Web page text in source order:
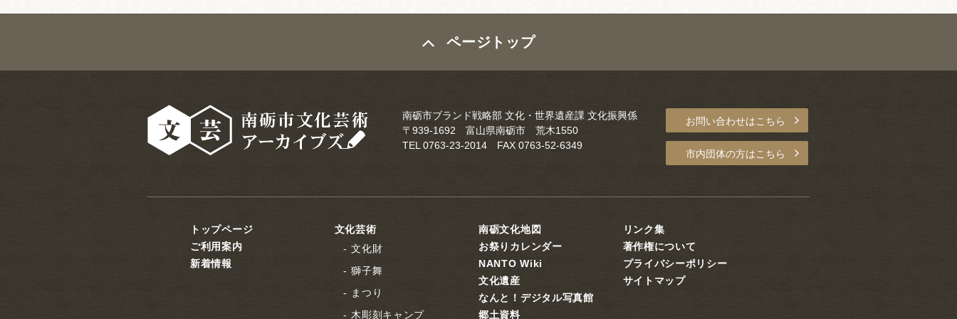
ページトップ
南砺市ブランド戦略部 文化・世界遺産課 文化振興係
〒939-1692 富山県南砺市 荒木1550
TEL 0763-23-2014 FAX 0763-52-6349
お問い合わせはこちら
市内団体の方はこちら
トップページ
ご利用案内
新着情報
文化芸術
文化財
獅子舞
まつり
木彫刻キャンプ
南砺文化地図
お祭りカレンダー
NANTO Wiki
文化遺産
なんと！デジタル写真館
郷土資料
リンク集
著作権について
プライバシーポリシー
サイトマップ